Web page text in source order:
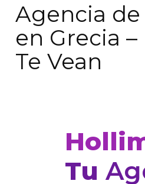
Agencia
en Grecia
Te Vean
Tu